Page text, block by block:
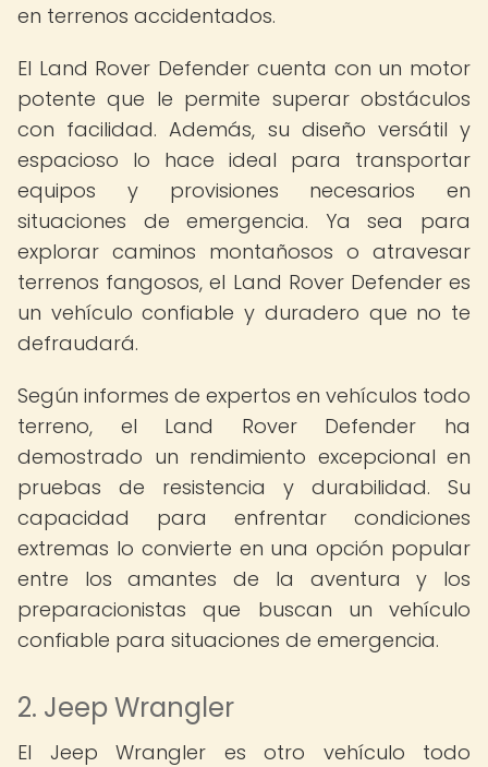
en terrenos accidentados.
El Land Rover Defender cuenta con un motor
potente que le permite superar obstáculos
con facilidad. Además, su diseño versátil y
espacioso lo hace ideal para transportar
equipos y provisiones necesarios en
situaciones de emergencia. Ya sea para
explorar caminos montañosos o atravesar
terrenos fangosos, el Land Rover Defender es
un vehículo confiable y duradero que no te
defraudará.
Según informes de expertos en vehículos todo
terreno, el Land Rover Defender ha
demostrado un rendimiento excepcional en
pruebas de resistencia y durabilidad. Su
capacidad para enfrentar condiciones
extremas lo convierte en una opción popular
entre los amantes de la aventura y los
preparacionistas que buscan un vehículo
confiable para situaciones de emergencia.
2. Jeep Wrangler
El Jeep Wrangler es otro vehículo todo